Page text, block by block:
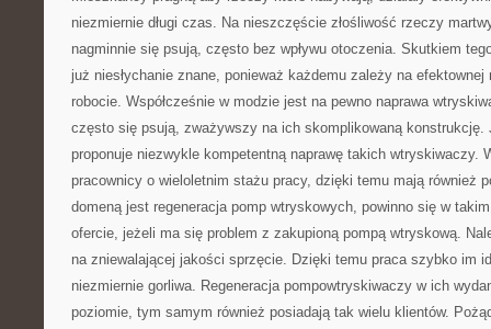
niezmiernie długi czas. Na nieszczęście złośliwość rzeczy
nagminnie się psują, często bez wpływu otoczenia. Skutkiem
już niesłychanie znane, ponieważ każdemu zależy na efektownej
robocie. Współcześnie w modzie jest na pewno naprawa
często się psują, zważywszy na ich skomplikowaną konstrukcję.
proponuje niezwykle kompetentną naprawę takich wtryskiwaczy.
pracownicy o wieloletnim stażu pracy, dzięki temu mają również
domeną jest regeneracja pomp wtryskowych, powinno się w
ofercie, jeżeli ma się problem z zakupioną pompą wtryskową.
na zniewalającej jakości sprzęcie. Dzięki temu praca szybko im
niezmiernie gorliwa. Regeneracja pompowtryskiwaczy w ich
poziomie, tym samym również posiadają tak wielu klientów.